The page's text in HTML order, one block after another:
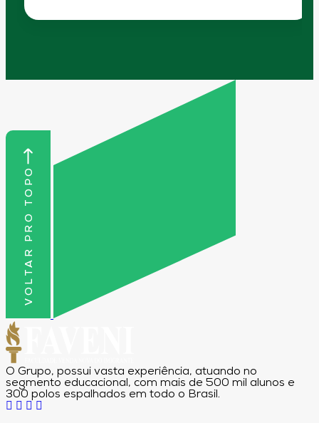
VOLTAR PRO TOPO
O Grupo, possui vasta experiência, atuando no
segmento educacional, com mais de 500 mil alunos e
300 polos espalhados em todo o Brasil.